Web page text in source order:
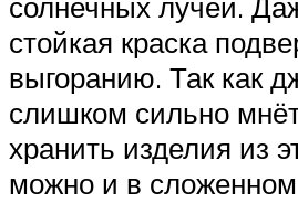
стойкая краска
выгоранию. Так как
слишком сильно
хранить изделия из
можно и в